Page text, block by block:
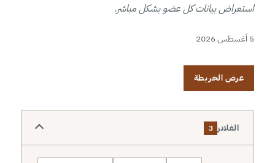
استعراض بيانات كل عضو بشكل مباشر.
5 أغسطس 2026
عرض الخريطة
الفلاتر 3